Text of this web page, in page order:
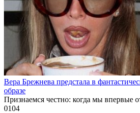
Вера Брежнева предстала в
образе
Признаемся честно: когда мы впервые
0104